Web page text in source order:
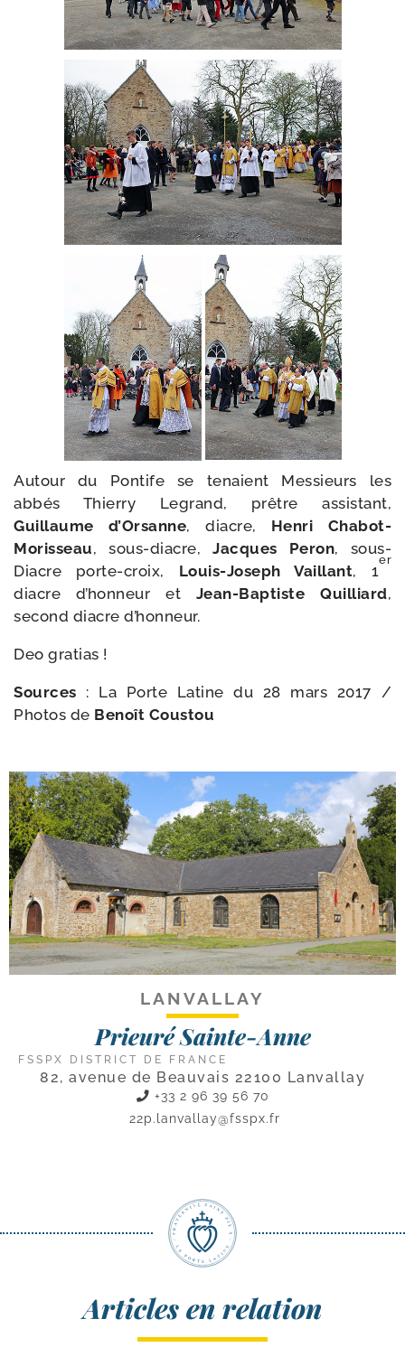
Autour du Pontife se tenaient Messieurs les
abbés Thierry Legrand, prêtre assis­tant,
Guillaume d’Orsanne, diacre, Henri Chabot-​
Morisseau, sous-​diacre, Jacques Peron, sous-​
Diacre porte-​croix, Louis-​Joseph Vaillant, 1
er
diacre d’hon­neur et Jean-​Baptiste Quilliard,
second diacre d’honneur.
Deo gra­tias !
Sources : La Porte Latine du 28 mars 2017 /​
Photos de Benoît Coustou
LANVALLAY
Prieuré Sainte-Anne
FSSPX DISTRICT DE FRANCE
82, avenue de Beauvais 22100 Lanvallay
+33 2 96 39 56 70
22p.lanvallay@fsspx.fr
Articles en relation